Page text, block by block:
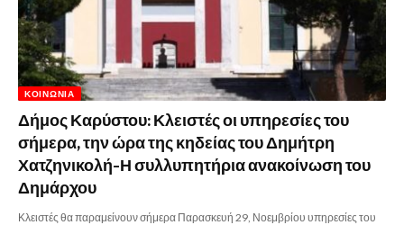
ΚΟΙΝΩΝΊΑ
Δήμος Καρύστου: Κλειστές οι υπηρεσίες του
σήμερα, την ώρα της κηδείας του Δημήτρη
Χατζηνικολή-Η συλλυπητήρια ανακοίνωση του
Δημάρχου
Κλειστές θα παραμείνουν σήμερα Παρασκευή 29, Νοεμβρίου υπηρεσίες του